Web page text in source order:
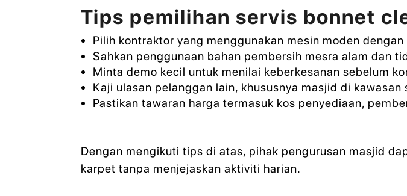
Tips pemilihan servis bonnet
Pilih kontraktor yang menggunakan mesin moden
Sahkan penggunaan bahan pembersih mesra alam dan
Minta demo kecil untuk menilai keberkesanan sebelum
Kaji ulasan pelanggan lain, khususnya masjid di kawasan
Pastikan tawaran harga termasuk kos penyediaan,
Dengan mengikuti tips di atas, pihak pengurusan masjid
karpet tanpa menjejaskan aktiviti harian.